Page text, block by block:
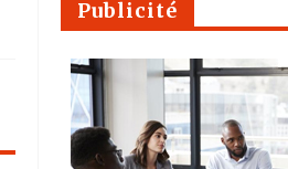
Publicité